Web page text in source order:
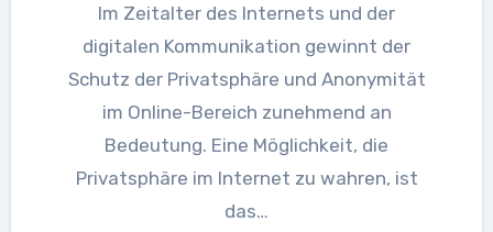
Im Zeitalter des Internets und der
digitalen Kommunikation gewinnt der
Schutz der Privatsphäre und Anonymität
im Online-Bereich zunehmend an
Bedeutung. Eine Möglichkeit, die
Privatsphäre im Internet zu wahren, ist
das…